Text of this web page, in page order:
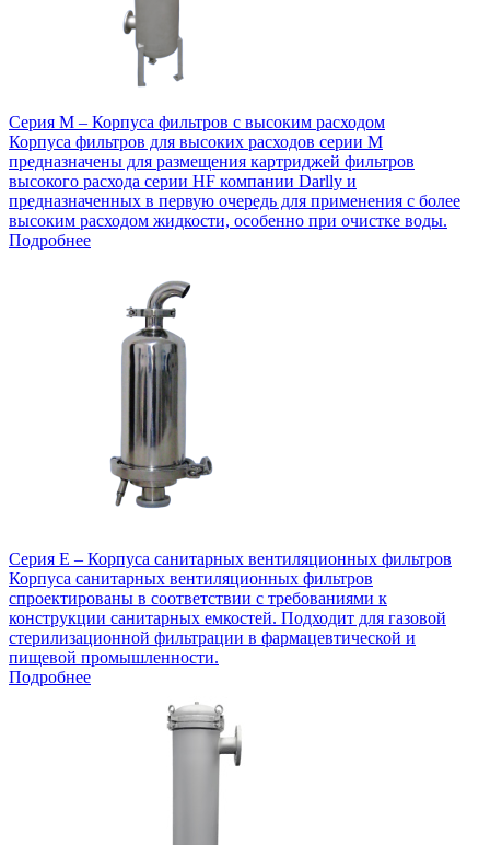
Серия M – Корпуса фильтров с высоким расходом
Корпуса фильтров для высоких расходов серии M
предназначены для размещения картриджей фильтров
высокого расхода серии HF компании Darlly и
предназначенных в первую очередь для применения с более
высоким расходом жидкости, особенно при очистке воды.
Подробнее
Серия E – Корпуса санитарных вентиляционных фильтров
Корпуса санитарных вентиляционных фильтров
спроектированы в соответствии с требованиями к
конструкции санитарных емкостей. Подходит для газовой
стерилизационной фильтрации в фармацевтической и
пищевой промышленности.
Подробнее